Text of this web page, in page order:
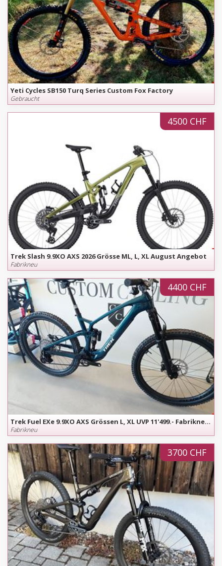
Yeti Cycles SB150 Turq Series Custom Fox Factory
Gebraucht
4500 CHF
Trek Slash 9.9XO AXS 2026 Grösse ML, L, XL August Angebot
Fabrikneu
4400 CHF
Trek Fuel EXe 9.9XO AXS Grössen L, XL UVP 11'499.- Fabrikneu Modell
Fabrikneu
3700 CHF